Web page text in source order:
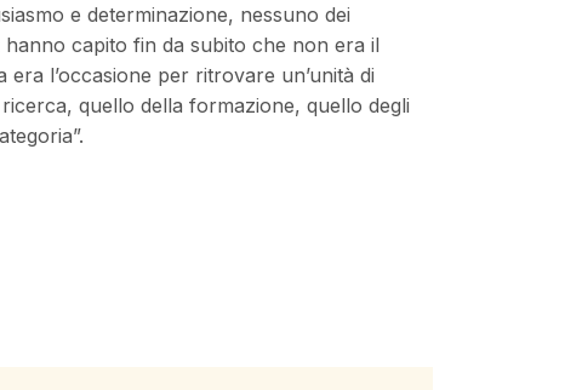
e determinazione, nessuno dei
capito fin da subito che non era il
l’occasione per ritrovare un’unità di
quello della formazione, quello degli